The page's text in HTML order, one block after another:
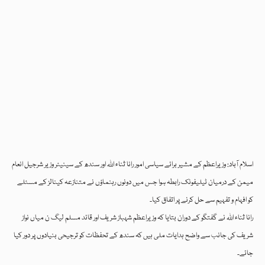
اسلام آباد: وزیراعظم کے مشیر برائے سیاسی امور رانا ثناء اللہ اور سندھ کے سینیئر وزیر شرجیل انعام
میمن کے درمیان ٹیلیفونک رابطہ ہوا جس میں دونوں رہنماؤں نے متنازعہ کینالز کے مسئلے
کو افہام و تفہیم سے حل کرنے پر اتفاق کیا۔
رانا ثناء اللہ نے گفتگو کے دوران بتایا کہ وزیراعظم شہباز شریف اور قائد مسلم لیگ ن میاں نواز
شریف کی جانب سے واضح ہدایات ملی ہیں کہ سندھ کے تحفظات کو ترجیحی بنیادوں پر دور کیا
جائے۔